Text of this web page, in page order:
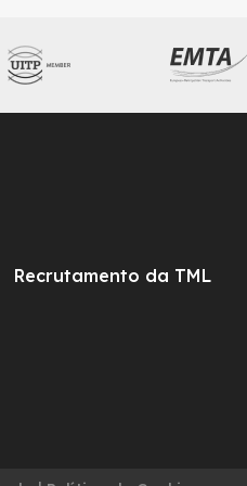
Recrutamento da TML